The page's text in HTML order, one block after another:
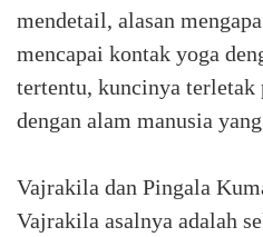
mendetail, alasan
mencapai kontak yoga
tertentu, kuncinya terletak
dengan alam manusia
Vajrakila dan Pingala
Vajrakila asalnya adalah